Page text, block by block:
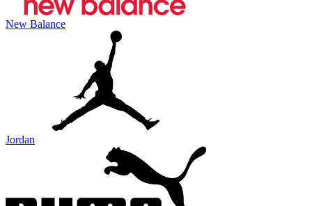
New Balance
Jordan